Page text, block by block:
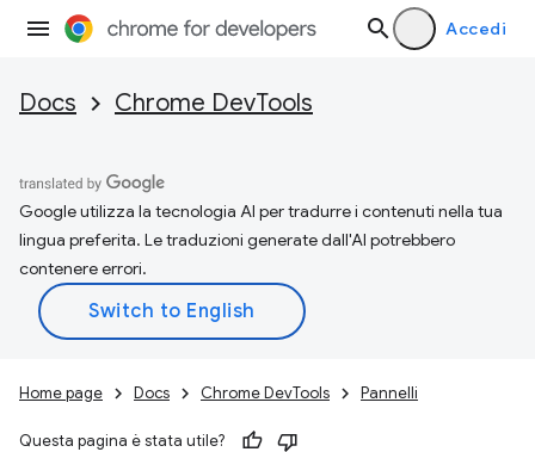
Accedi
Docs Chrome DevTools
Google utilizza la tecnologia AI per tradurre i contenuti nella tua
lingua preferita. Le traduzioni generate dall'AI potrebbero
contenere errori.
Home page Docs Chrome DevTools Pannelli
Questa pagina è stata utile?